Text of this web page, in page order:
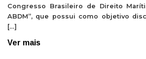
Congresso Brasileiro de Direito
ABDM”, que possui como objetivo
[…]
Ver mais